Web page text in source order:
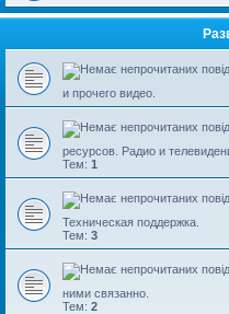
и прочего видео.
ресурсов. Радио и
Тем: 1
Техническая поддержка.
Тем: 3
ними связанно.
Тем: 2